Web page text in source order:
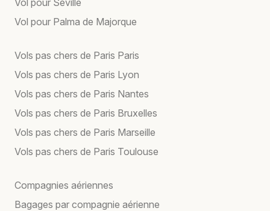
Vol pour Palma de Majorque
Vols pas chers de Paris Paris
Vols pas chers de Paris Lyon
Vols pas chers de Paris Nantes
Vols pas chers de Paris Bruxelles
Vols pas chers de Paris Marseille
Vols pas chers de Paris Toulouse
Compagnies aériennes
Bagages par compagnie aérienne